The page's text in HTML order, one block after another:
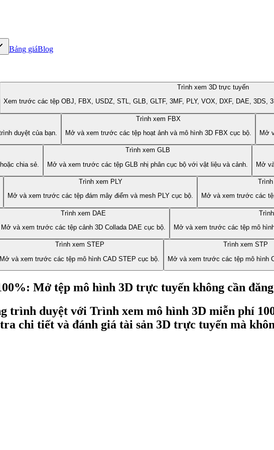
Bảng giáBlog
Trình xem 3D trực tuyến
Xem trước các tệp OBJ, FBX, USDZ, STL, GLB, GLTF, 3MF, PLY, VOX, DXF, DAE, 3DS,
duyệt của bạn.
Trình xem FBX
Mở và xem trước các tệp hoạt ảnh và mô hình 3D FBX cục bộ.
Mở
chia sẻ.
Trình xem GLB
Mở và xem trước các tệp GLB nhị phân cục bộ với vật liệu và cảnh.
Mở
Trình xem PLY
Mở và xem trước các tệp đám mây điểm và mesh PLY cục bộ.
Mở và xem trước các
Trình xem DAE
Mở và xem trước các tệp cảnh 3D Collada DAE cục bộ.
Mở và xem trước các tệp mô
Trình xem STEP
Mở và xem trước các tệp mô hình CAD STEP cục bộ.
Trình xem STP
Mở và xem trước các tệp mô hình
Mở tệp mô hình 3D trực tuyến không cần
trình duyệt với Trình xem mô hình 3D miễn phí
chi tiết và đánh giá tài sản 3D trực tuyến mà